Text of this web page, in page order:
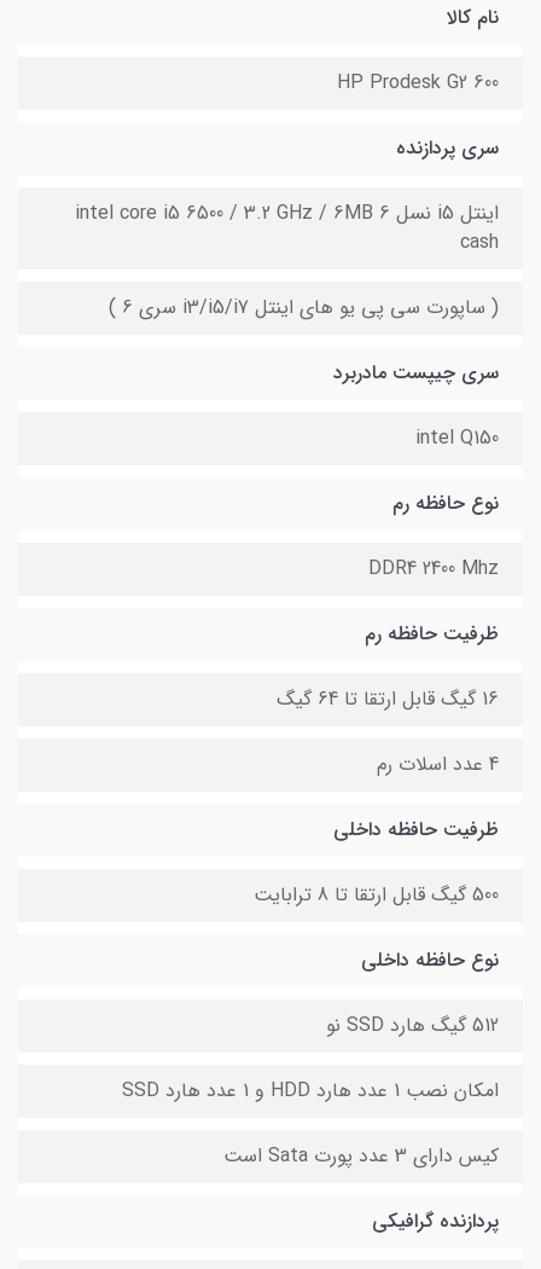
نام کالا
HP Prodesk G2 600
سری پردازنده
اینتل i5 نسل 6 intel core i5 6500 / 3.2 GHz / 6MB
cash
( ساپورت سی پی یو های اینتل i3/i5/i7 سری 6 )
سری چیپست مادربرد
intel Q150
نوع حافظه رم
DDR4 2400 Mhz
ظرفیت حافظه رم
16 گیگ قابل ارتقا تا 64 گیگ
4 عدد اسلات رم
ظرفیت حافظه داخلی
500 گیگ قابل ارتقا تا 8 ترابایت
نوع حافظه داخلی
512 گیگ هارد SSD نو
امکان نصب 1 عدد هارد HDD و 1 عدد هارد SSD
کیس دارای 3 عدد پورت Sata است
پردازنده گرافیکی